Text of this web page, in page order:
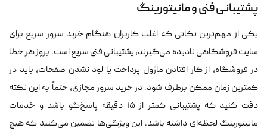
پشتیبانی فنی و مانیتورینگ
یکی از مهم‌ترین نکاتی که اغلب کاربران هنگام خرید سرور سریع برای
سایت فروشگاهی نادیده می‌گیرند، پشتیبانی فنی سریع است. بروز هر خطا
در فروشگاه، از کار افتادن ماژول پرداخت یا لود نشدن صفحات، باید در
کمترین زمان ممکن برطرف شود. در خرید سرور مجازی، حتماً به این نکته
دقت کنید که پشتیبانی کمتر از ۱۵ دقیقه پاسخ‌گو باشد و خدمات
مانیتورینگ لحظه‌ای داشته باشد. این ویژگی‌ها تضمین می‌کنند که هیچ